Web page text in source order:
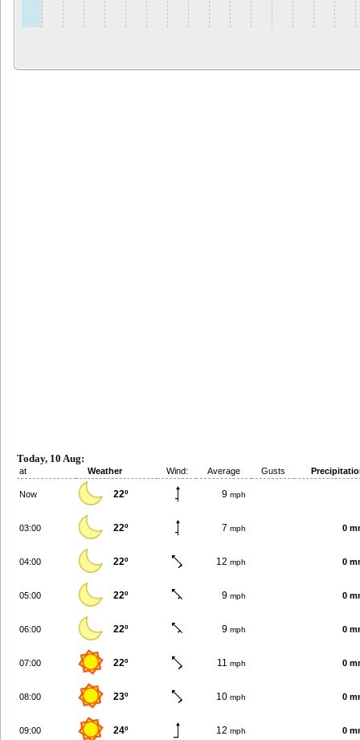
Today, 10 Aug:
at Weather Wind: Average Gusts
Now 22º 9 mph
03:00 22º 7 mph 0
04:00 22º 12 mph 0
05:00 22º 9 mph 0
06:00 22º 9 mph 0
07:00 22º 11 mph 0
08:00 23º 10 mph 0
09:00 24º 12 mph 0